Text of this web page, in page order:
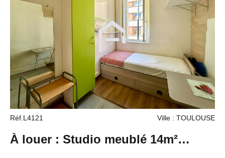
Réf.L4121 Ville : TOULOUSE
À louer : Studio meublé 14m²